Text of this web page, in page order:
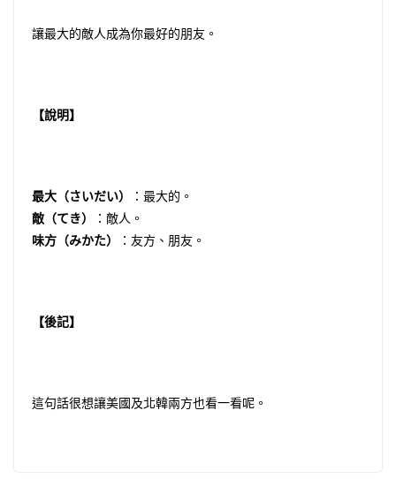
讓最大的敵人成為你最好的朋友。
【說明】
最大（さいだい）
：最大的。
敵（てき）
：敵人。
味方（みかた）
：友方、朋友。
【後記】
這句話很想讓美國及北韓兩方也看一看呢。